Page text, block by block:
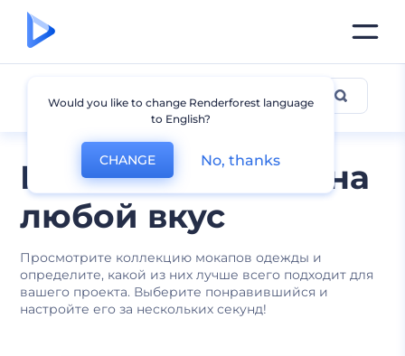
Мокапы одежды на
любой вкус
Просмотрите коллекцию мокапов одежды и
определите, какой из них лучше всего подходит для
вашего проекта. Выберите понравившийся и
настройте его за нескольких секунд!
Другие мокапы одежды
Would you like to change Renderforest language
to English?
CHANGE No, thanks